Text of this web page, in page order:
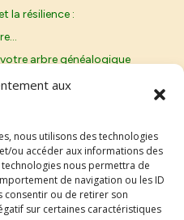
aux
nous utilisons des technologies
ou accéder aux informations des
nous permettra de
de navigation ou les ID
consentir ou de retirer son
sur certaines caractéristiques
la résilience :
arbre généalogique
familiaux à travers la